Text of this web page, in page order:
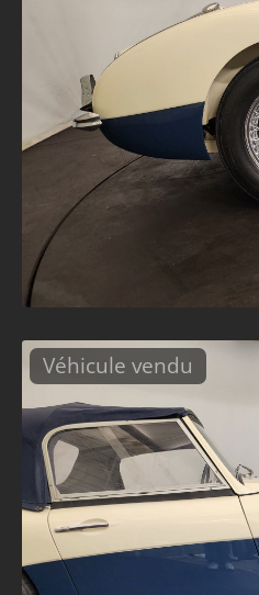
Véhicule vendu